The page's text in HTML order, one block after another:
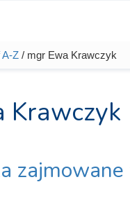
A-Z/ mgr Ewa Krawczyk
Krawczyk